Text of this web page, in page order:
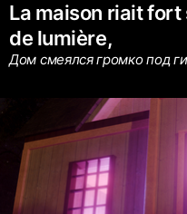
La maison riait
de lumière,
Дом смеялся громко под